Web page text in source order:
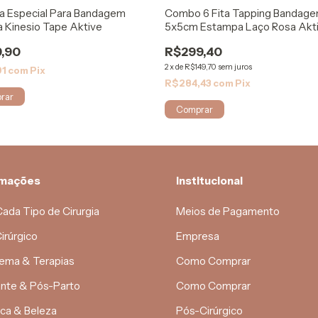
Especial Para Bandagem
Kinesio Tape Aktive
com Pix
Combo 6 Fita Tapping
5x5cm Estampa Laço Rosa
R$299,40
2xde R$149,70 sem juros
R$284,43 com Pix
Tipo de Cirurgia
& Terapias
& Pós-Parto
& Beleza
Institucional
Meios de Pagamento
Empresa
Como Comprar
Como Comprar
Pós-Cirúrgico